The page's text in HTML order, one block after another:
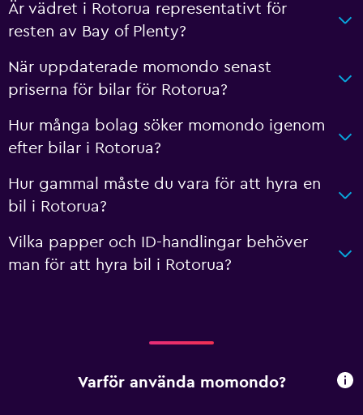
Är vädret i Rotorua representativt för
resten av Bay of Plenty?
När uppdaterade momondo senast
priserna för bilar för Rotorua?
Hur många bolag söker momondo igenom
efter bilar i Rotorua?
Hur gammal måste du vara för att hyra en
bil i Rotorua?
Vilka papper och ID-handlingar behöver
man för att hyra bil i Rotorua?
Varför använda momondo?